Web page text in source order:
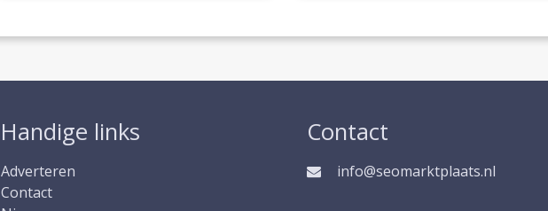
Handige links
Adverteren
Contact
Contact
info@seomarktplaats.nl